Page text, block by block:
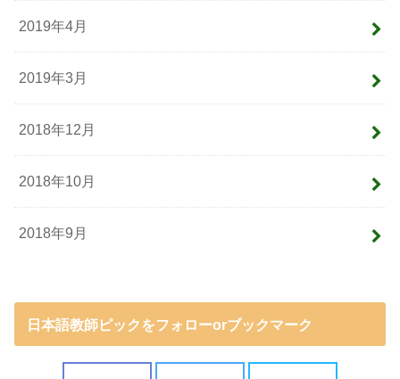
2019年4月
2019年3月
2018年12月
2018年10月
2018年9月
日本語教師ピックをフォローorブックマーク